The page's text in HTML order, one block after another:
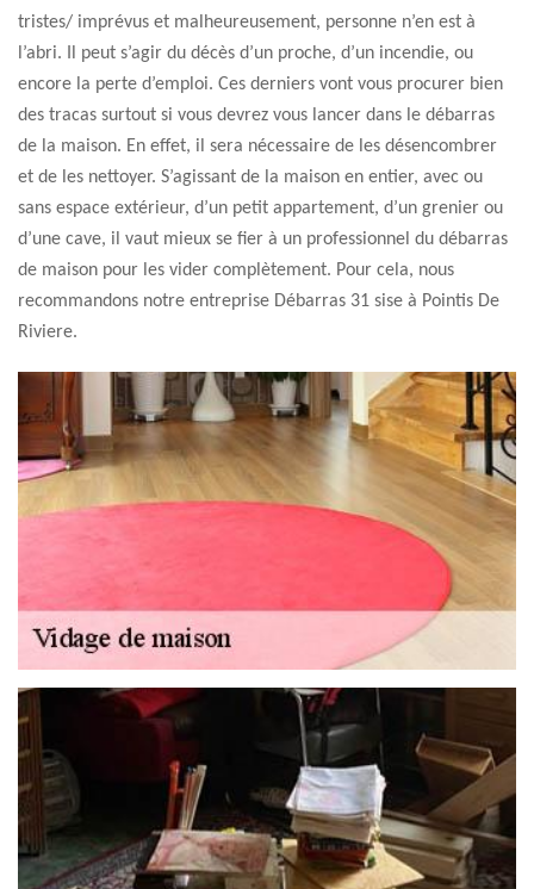
tristes/ imprévus et malheureusement, personne n’en est à
l’abri. Il peut s’agir du décès d’un proche, d’un incendie, ou
encore la perte d’emploi. Ces derniers vont vous procurer bien
des tracas surtout si vous devrez vous lancer dans le débarras
de la maison. En effet, il sera nécessaire de les désencombrer
et de les nettoyer. S’agissant de la maison en entier, avec ou
sans espace extérieur, d’un petit appartement, d’un grenier ou
d’une cave, il vaut mieux se fier à un professionnel du débarras
de maison pour les vider complètement. Pour cela, nous
recommandons notre entreprise Débarras 31 sise à Pointis De
Riviere.